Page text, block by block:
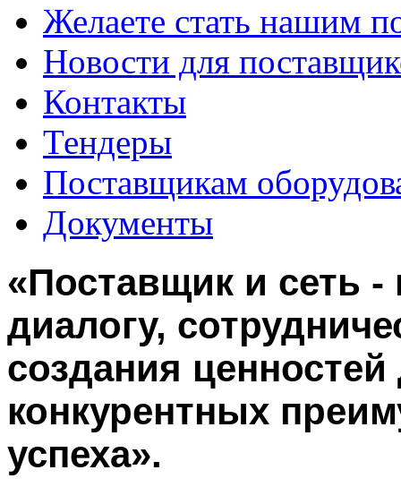
Желаете стать нашим
Новости для
Контакты
Тендеры
Поставщикам
Документы
«Поставщик и сеть
диалогу,
создания
конкурентных
успеха».